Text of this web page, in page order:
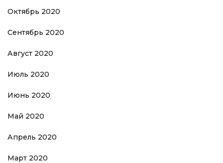
Октябрь 2020
Сентябрь 2020
Август 2020
Июль 2020
Июнь 2020
Май 2020
Апрель 2020
Март 2020